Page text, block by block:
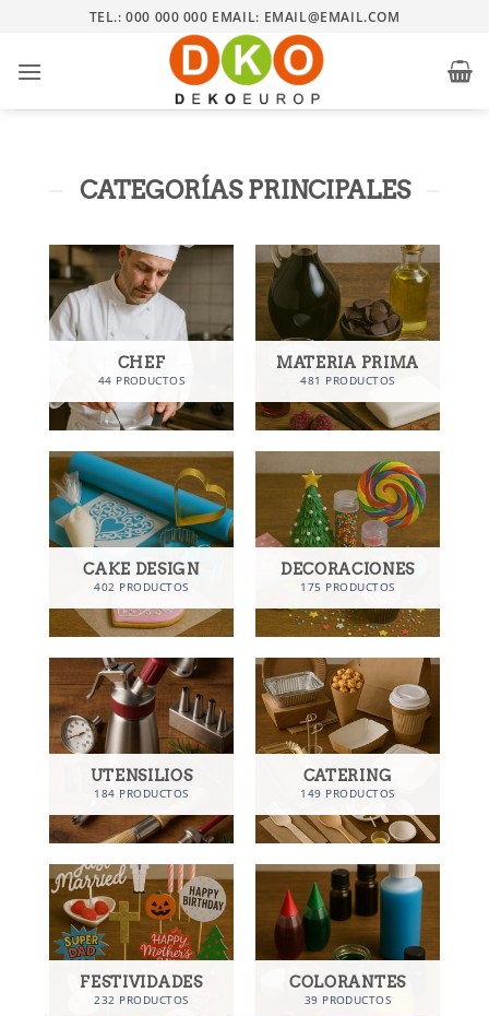
contenido
TEL.: 000 000 000 EMAIL: EMAIL@EMAIL.COM
CATEGORÍAS PRINCIPALES
CHEF
44 PRODUCTOS
MATERIA PRIMA
481 PRODUCTOS
CAKE DESIGN
402 PRODUCTOS
DECORACIONES
175 PRODUCTOS
UTENSILIOS
184 PRODUCTOS
CATERING
149 PRODUCTOS
FESTIVIDADES
232 PRODUCTOS
COLORANTES
39 PRODUCTOS